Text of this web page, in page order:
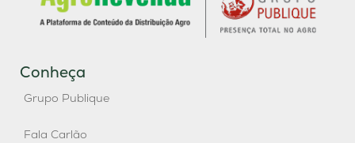
Conheça
Grupo Publique
Fala Carlão